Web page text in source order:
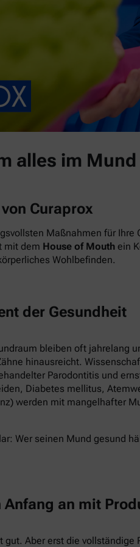
alles im
Curaprox
Maßnahmen für
mit dem House of Mouth ein
Wohlbefinden.
der Gesundheit
bleiben oft jahrelang
hinausreicht.
Parodontitis und
Diabetes mellitus,
werden mit mangelhafter
Wer seinen Mund gesund
Anfang an mit
Aber erst die